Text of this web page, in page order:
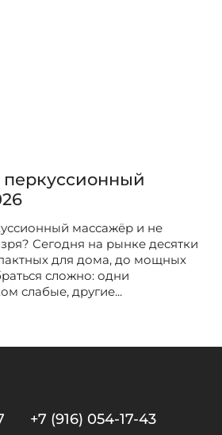
перкуссионный
массажёр и не
Сегодня на рынке десятки
для дома, до мощных
сложно: одни
слабые, другие...
+7 (916) 054-17-43